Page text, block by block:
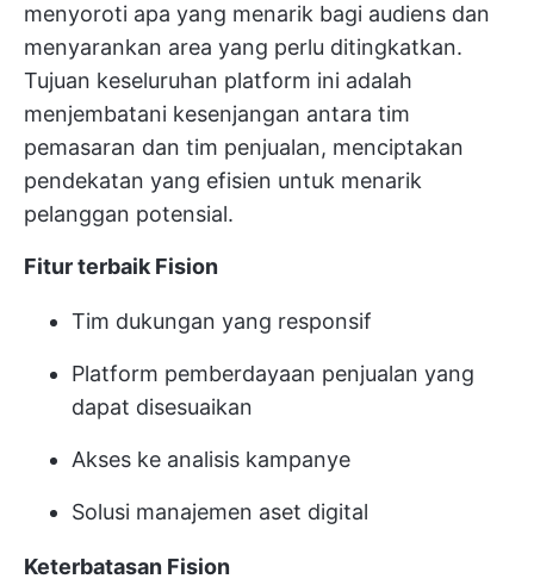
menyoroti apa yang menarik bagi audiens dan
menyarankan area yang perlu ditingkatkan.
Tujuan keseluruhan platform ini adalah
menjembatani kesenjangan antara tim
pemasaran dan tim penjualan, menciptakan
pendekatan yang efisien untuk menarik
pelanggan potensial.
Fitur terbaik Fision
Tim dukungan yang responsif
Platform pemberdayaan penjualan yang
dapat disesuaikan
Akses ke analisis kampanye
Solusi manajemen aset digital
Keterbatasan Fision